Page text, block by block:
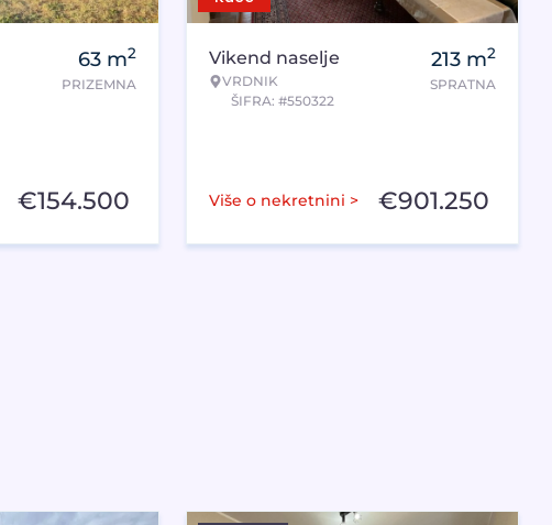
63 m2
PRIZEMNA
€154.500
Vikend naselje
VRDNIK
ŠIFRA: #550322
213 m2
SPRATNA
Više o nekretnini > €901.250